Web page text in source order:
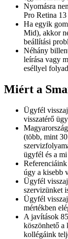
Nyomásra
Pro Retina
Ha egyik
Mid), akkor
beállítási
Néhány
leírása vagy
eséllyel
Miért a
Ügyfél
visszatérő
(több, mint
ügyfél és a
úgy a kisebb
Ügyfél
szervizünket
Ügyfél
mértékben
A javítások
köszönhető a
kollégáink